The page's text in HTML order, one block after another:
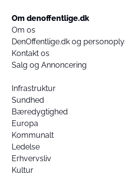
Om denoffentlige.dk
Om os
DenOffentlige.dk og
Kontakt os
Salg og Annoncering
Infrastruktur
Sundhed
Bæredygtighed
Europa
Kommunalt
Ledelse
Erhvervsliv
Kultur